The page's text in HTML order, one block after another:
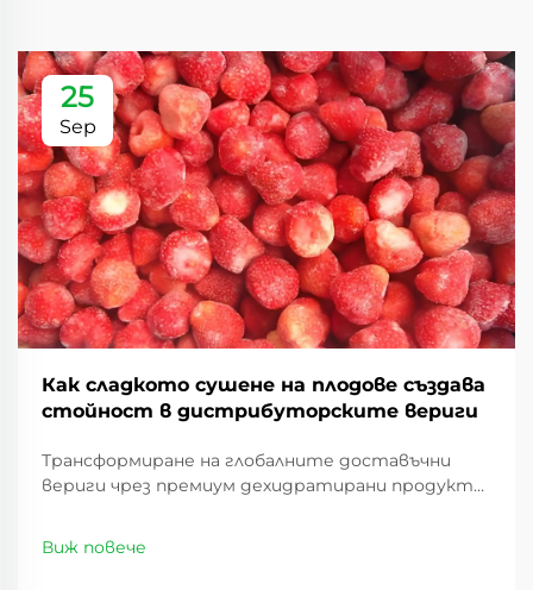
25
Sep
Как сладкото сушене на плодове създава
стойност в дистрибуторските вериги
Трансформиране на глобалните доставъчни
вериги чрез премиум дехидратирани продукти.
стоки се е променил значително през
последните години, като сладките суши
Виж повече